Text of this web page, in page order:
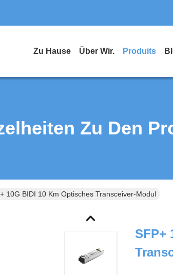
Zu Hause Über Wir. Produits
Zu Den
10G BIDI 10 Km Optisches Transceiver-Modul
SFP+